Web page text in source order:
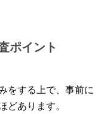
ポイント
をする上で、事前に
どあります。